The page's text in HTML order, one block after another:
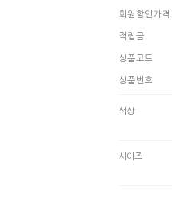
회원할인가격
적립금
상품코드
상품번호
색상
사이즈